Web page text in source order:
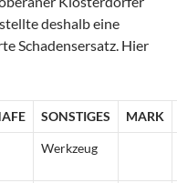
deshalb eine
Schadensersatz. Hier
SONSTIGES MARK
Werkzeug